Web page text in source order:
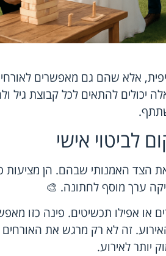
אלא שהם גם מאפשרים
יכולים להתאים לכל קבוצת גיל
לביטוי אישי
הצד האמנותי שבהם. הן מציעות
ערך מוסף לחתונה. 🎨
או אפילו תכשיטים. פינה כזו
זה לא רק מרגש את
יותר לאירוע.